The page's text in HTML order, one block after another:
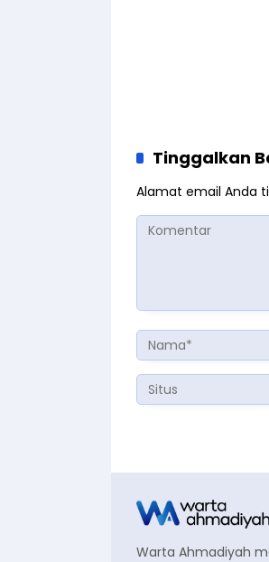
Tinggalkan
Alamat email Anda
Warta Ahmadiyah